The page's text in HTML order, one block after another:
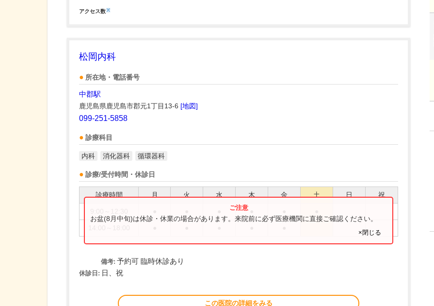
アクセス数※
松岡内科
所在地・電話番号
中郡駅
鹿児島県鹿児島市郡元1丁目13-6 [地図]
099-251-5858
診療科目
内科 消化器科 循環器科
診療/受付時間・休診日
診療時間 月 火 水 木 金 土 日 祝
お盆(8月中旬)は休診・休業の場合があります。来院前に必ず医療機関に直接ご確認ください。
×閉じる
備考: 予約可 臨時休診あり
休診日: 日、祝
この医院の詳細をみる